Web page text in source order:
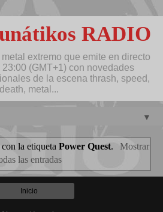
RADIO
extremo que emite en directo
23:00 (GMT+1) con novedades
de la escena thrash, speed,
death, metal...
▼
con la etiquetaPower Quest.
Mostrar
las entradas
Inicio